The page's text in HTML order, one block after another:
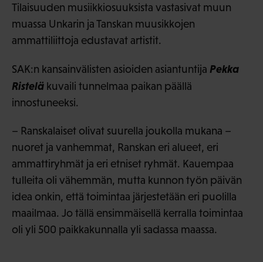
Tilaisuuden musiikkiosuuksista vastasivat muun
muassa Unkarin ja Tanskan muusikkojen
ammattiliittoja edustavat artistit.
SAK:n kansainvälisten asioiden asiantuntija Pekka
Ristelä kuvaili tunnelmaa paikan päällä
innostuneeksi.
– Ranskalaiset olivat suurella joukolla mukana –
nuoret ja vanhemmat, Ranskan eri alueet, eri
ammattiryhmät ja eri etniset ryhmät. Kauempaa
tulleita oli vähemmän, mutta kunnon työn päivän
idea onkin, että toimintaa järjestetään eri puolilla
maailmaa. Jo tällä ensimmäisellä kerralla toimintaa
oli yli 500 paikkakunnalla yli sadassa maassa.